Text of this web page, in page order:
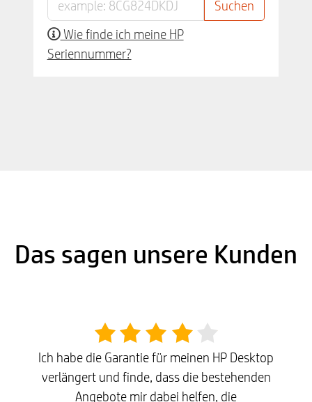
Wie finde ich meine HP
Seriennummer?
Das sagen unsere Kunden
Ich habe die Garantie für meinen HP Desktop
verlängert und finde, dass die bestehenden
Angebote mir dabei helfen, die